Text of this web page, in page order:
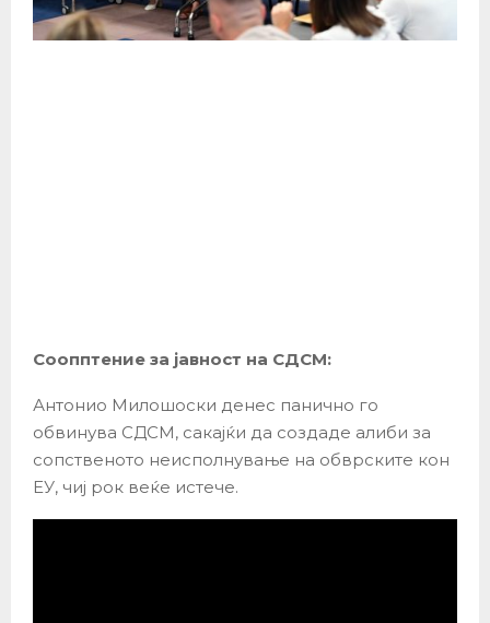
Соопптение за јавност на СДСМ:
Антонио Милошоски денес панично го
обвинува СДСМ, сакајќи да создаде алиби за
сопственото неисполнување на обврските кон
ЕУ, чиј рок веќе истече.